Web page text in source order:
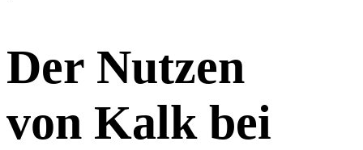
Der Nutzen
von Kalk bei